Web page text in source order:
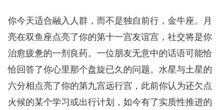
你今天适合融入人群，而不是独自前行，金牛座。月
亮在双鱼座点亮了你的第十一宫友谊宫，社交将是你
治愈疲惫的一剂良药。一位朋友无意中的话语可能恰
恰回答了你心里那个盘旋已久的问题。水星与土星的
六分相点亮了你的第九宫远行宫，此前你认为还欠点
火候的某个学习或出行计划，如今有了实质性推进的